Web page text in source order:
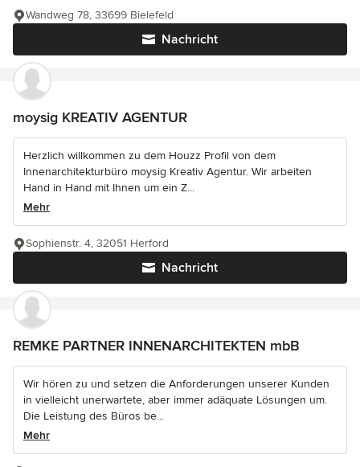
Nachricht
Wandweg 78, 33699 Bielefeld
moysig KREATIV AGENTUR
Herzlich willkommen zu dem Houzz Profil von dem
Innenarchitekturbüro moysig Kreativ Agentur. Wir arbeiten
Hand in Hand mit Ihnen um ein Z...
Mehr
Nachricht
Sophienstr. 4, 32051 Herford
REMKE PARTNER INNENARCHITEKTEN mbB
Wir hören zu und setzen die Anforderungen unserer Kunden
in vielleicht unerwartete, aber immer adäquate Lösungen um.
Die Leistung des Büros be...
Mehr